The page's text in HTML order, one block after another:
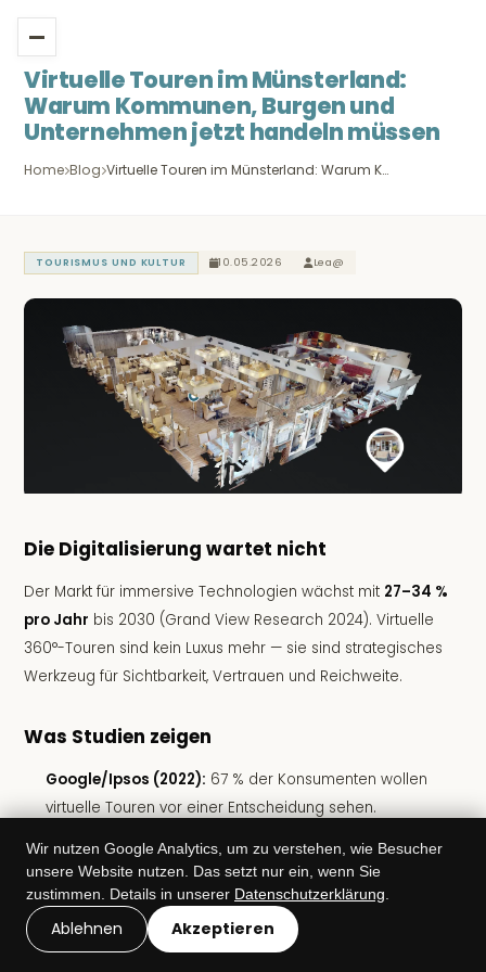
Virtuelle Touren im Münsterland:
Warum Kommunen, Burgen und
Unternehmen jetzt handeln müssen
Home Blog Virtuelle Touren im Münsterland: Warum K…
TOURISMUS UND KULTUR 10.05.2026 Lea@
Die Digitalisierung wartet nicht
Der Markt für immersive Technologien wächst mit 27–34 %
pro Jahr bis 2030 (Grand View Research 2024). Virtuelle
360°-Touren sind kein Luxus mehr — sie sind strategisches
Werkzeug für Sichtbarkeit, Vertrauen und Reichweite.
Was Studien zeigen
Google/Ipsos (2022): 67 % der Konsumenten wollen
virtuelle Touren vor einer Entscheidung sehen.
Google Business Study: Unternehmen mit Touren
erhalten 2× mehr Interesse. Verweildauer steigt 5–10-
fach.
Salesforce Research (2023):95 % aller
Wir nutzen Google Analytics, um zu verstehen, wie Besucher
unsere Website nutzen. Das setzt nur ein, wenn Sie
zustimmen. Details in unserer Datenschutzerklärung
Ablehnen Akzeptieren